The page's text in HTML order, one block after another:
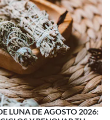
LUNA DE AGOSTO 2026: